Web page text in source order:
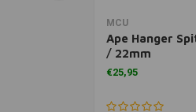
MCU
Ape Hanger
/ 22mm
€25,95